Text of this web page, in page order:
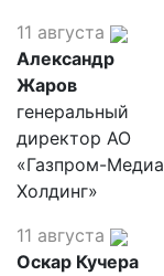
11 августа
Александр
Жаров
генеральный
директор АО
«Газпром-Медиа
Холдинг»
11 августа
Оскар Кучера